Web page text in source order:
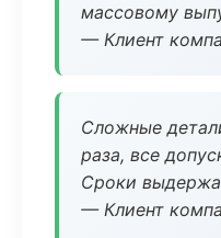
массовому
— Клиент
Сложные
раза, все
Сроки
— Клиент